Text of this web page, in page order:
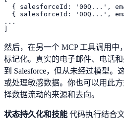
{ salesforceId: '00Q...',
{ salesforceId: '00Q...',
...
然后，在另一个 MCP 工具调用中
标记化。真实的电子邮件、电话和
到 Salesforce，但从未经过模型。
或处理敏感数据。你也可以用此
择数据流动的来源和去向。
状态持久化和技能 代码执行结合